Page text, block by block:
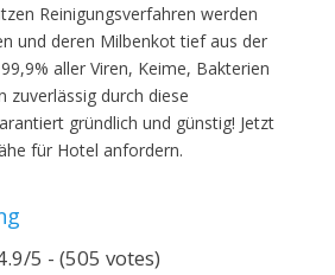
Reinigungsverfahren werden
und deren Milbenkot tief aus der
aller Viren, Keime, Bakterien
zuverlässig durch diese
gründlich und günstig! Jetzt
für Hotel anfordern.
5 - (505 votes)